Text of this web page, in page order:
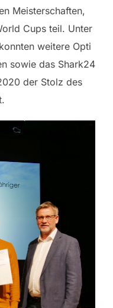
Meisterschaften,
Cups teil. Unter
weitere Opti
sowie das Shark24
der Stolz des